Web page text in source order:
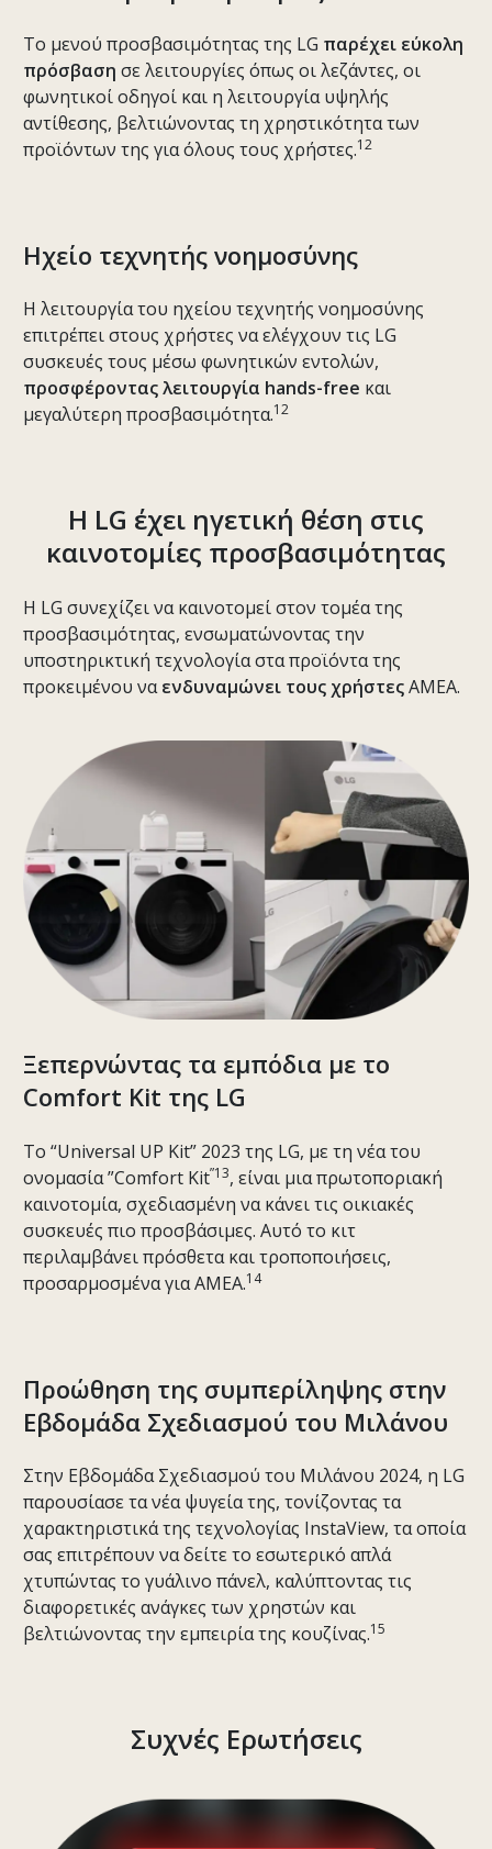
Το μενού προσβασιμότητας της LG παρέχει εύκολη
πρόσβαση σε λειτουργίες όπως οι λεζάντες, οι
φωνητικοί οδηγοί και η λειτουργία υψηλής
αντίθεσης, βελτιώνοντας τη χρηστικότητα των
προϊόντων της για όλους τους χρήστες.12
Ηχείο τεχνητής νοημοσύνης
Η λειτουργία του ηχείου τεχνητής νοημοσύνης
επιτρέπει στους χρήστες να ελέγχουν τις LG
συσκευές τους μέσω φωνητικών εντολών,
προσφέροντας λειτουργία hands-free και
μεγαλύτερη προσβασιμότητα.12
Η LG έχει ηγετική θέση στις
καινοτομίες προσβασιμότητας
Η LG συνεχίζει να καινοτομεί στον τομέα της
προσβασιμότητας, ενσωματώνοντας την
υποστηρικτική τεχνολογία στα προϊόντα της
προκειμένου ναενδυναμώνει τους χρήστεςΑΜΕΑ.
Ξεπερνώντας τα εμπόδια με το
Comfort Kit της LG
Το “Universal UP Kit” 2023 της LG, με τη νέα του
ονομασία ”Comfort Kit”13, είναι μια πρωτοποριακή
καινοτομία, σχεδιασμένη να κάνει τις οικιακές
συσκευές πιο προσβάσιμες. Αυτό το κιτ
περιλαμβάνει πρόσθετα και τροποποιήσεις,
προσαρμοσμένα για ΑΜΕΑ.14
Προώθηση της συμπερίληψης στην
Εβδομάδα Σχεδιασμού του Μιλάνου
Στην Εβδομάδα Σχεδιασμού του Μιλάνου 2024, η LG
παρουσίασε τα νέα ψυγεία της, τονίζοντας τα
χαρακτηριστικά της τεχνολογίας InstaView, τα οποία
σας επιτρέπουν να δείτε το εσωτερικό απλά
χτυπώντας το γυάλινο πάνελ, καλύπτοντας τις
διαφορετικές ανάγκες των χρηστών και
βελτιώνοντας την εμπειρία της κουζίνας.15
Συχνές Ερωτήσεις